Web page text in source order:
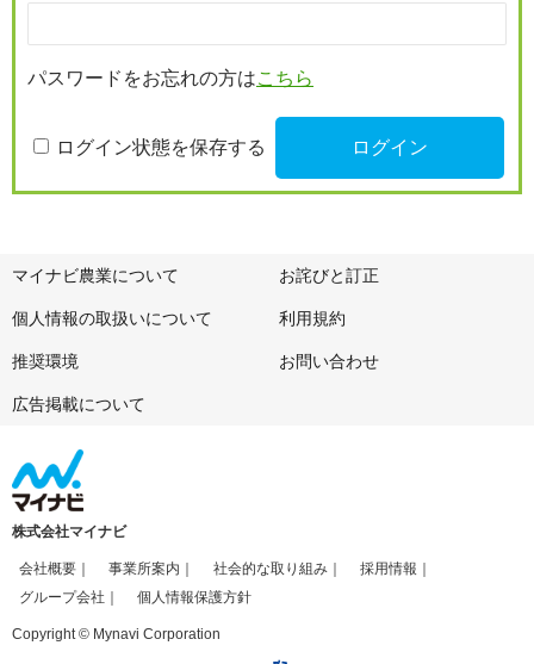
パスワードをお忘れの方はこちら
ログイン状態を保存する
マイナビ農業について お詫びと訂正
個人情報の取扱いについて 利用規約
推奨環境 お問い合わせ
広告掲載について
株式会社マイナビ
会社概要 事業所案内 社会的な取り組み
採用情報
グループ会社
個人情報保護方針
Copyright © Mynavi Corporation